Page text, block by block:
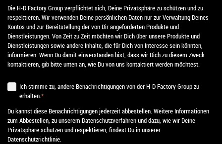
Die H-D Factory Group verpflichtet sich, Deine Privatsphäre zu schützen und zu
respektieren. Wir verwenden Deine persönlichen Daten nur zur Verwaltung Deines
Kontos und zur Bereitstellung der von Dir angeforderten Produkte und
Dienstleistungen. Von Zeit zu Zeit möchten wir Dich über unsere Produkte und
Dienstleistungen sowie andere Inhalte, die für Dich von Interesse sein könnten,
informieren. Wenn Du damit einverstanden bist, dass wir Dich zu diesem Zweck
kontaktieren, gib bitte unten an, wie Du von uns kontaktiert werden möchtest.
Ich stimme zu, andere Benachrichtigungen von der H-D Factory Group zu
erhalten.*
Du kannst diese Benachrichtigungen jederzeit abbestellen. Weitere Informationen
zum Abbestellen, zu unserem Datenschutzverfahren und dazu, wie wir Deine
Privatsphäre schützen und respektieren, findest Du in unserer
Datenschutzrichtlinie.